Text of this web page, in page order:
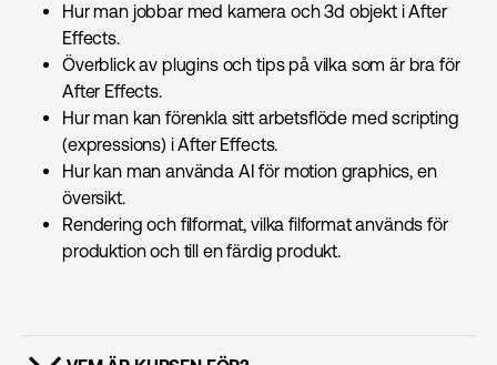
Hur man jobbar med kamera och 3d objekt i After
Effects.
Överblick av plugins och tips på vilka som är bra för
After Effects.
Hur man kan förenkla sitt arbetsflöde med scripting
(expressions) i After Effects.
Hur kan man använda AI för motion graphics, en
översikt.
Rendering och filformat, vilka filformat används för
produktion och till en färdig produkt.